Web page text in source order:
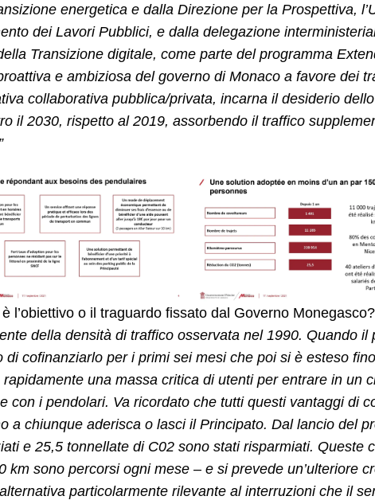
energetica e dalla Direzione per la Prospettiva,
dei Lavori Pubblici, e dalla delegazione
Transizione digitale, come parte del programma
e ambiziosa del governo di Monaco a favore dei
collaborativa pubblica/privata, incarna il desiderio
il 2030, rispetto al 2019, assorbendo il traffico
l’obiettivo o il traguardo fissato dal Governo
della densità di traffico osservata nel 1990. Quando
di cofinanziarlo per i primi sei mesi che poi si è esteso
una massa critica di utenti per entrare in un
con i pendolari. Va ricordato che tutti questi vantaggi di
a chiunque aderisca o lasci il Principato. Dal lancio del
e 25,5 tonnellate di C02 sono stati risparmiati. Queste
km sono percorsi ogni mese – e si prevede un’ulteriore
particolarmente rilevante al interruzioni che il